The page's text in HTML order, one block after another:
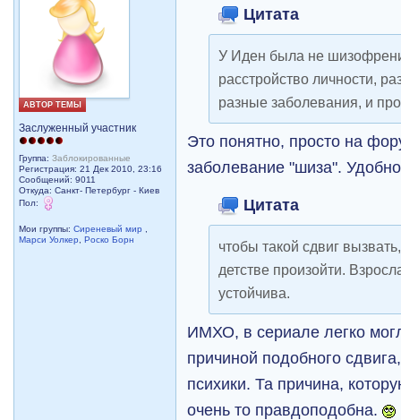
АВТОР ТЕМЫ
Заслуженный участник
Группа:Заблокированные
Регистрация: 21 Дек 2010, 23:16
Сообщений: 9011
Откуда: Санкт- Петербург - Киев
Пол:
Мои группы:Сиреневый мир
Марси Уолкер
,Роско Борн
Цитата
У Иден была не
расстройство личности,
разные заболевания, и
Это понятно, просто на
заболевание "шиза".
Цитата
чтобы такой сдвиг
детстве произойти.
устойчива.
ИМХО, в сериале легко
причиной подобного
психики. Та причина,
очень то правдоподобна.